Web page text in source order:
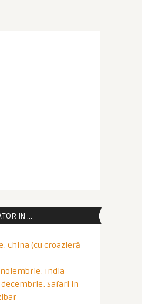
IN …
China (cu croazieră
India
Safari in